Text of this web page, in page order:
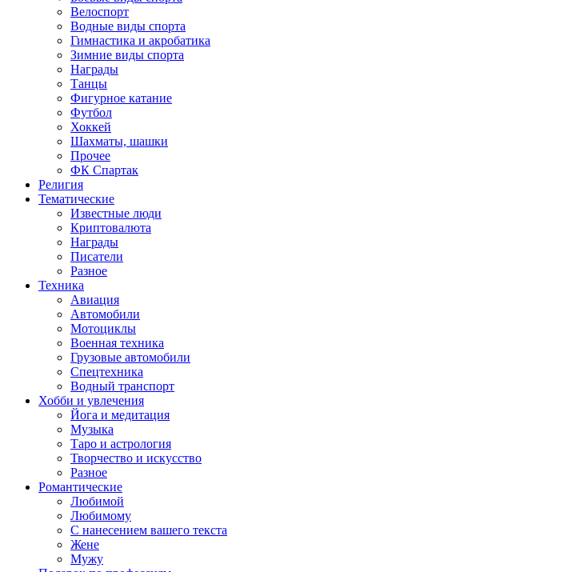
Велоспорт
Водные виды спорта
Гимнастика и акробатика
Зимние виды спорта
Награды
Танцы
Фигурное катание
Футбол
Хоккей
Шахматы, шашки
Прочее
ФК Спартак
Религия
Тематические
Известные люди
Криптовалюта
Награды
Писатели
Разное
Техника
Авиация
Автомобили
Мотоциклы
Военная техника
Грузовые автомобили
Спецтехника
Водный транспорт
Хобби и увлечения
Йога и медитация
Музыка
Таро и астрология
Творчество и искусство
Разное
Романтические
Любимой
Любимому
С нанесением вашего текста
Жене
Мужу